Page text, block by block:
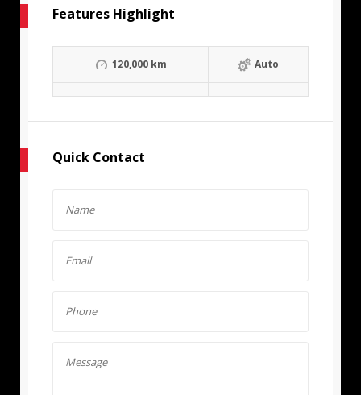
Features Highlight
120,000 km Auto
Quick Contact